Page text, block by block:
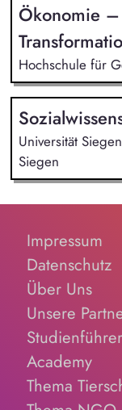
Ökonomie
Hochschule für
Universität Siegen
Siegen
Impressum
Datenschutz
Über Uns
Unsere
Studienführer
Academy
Thema